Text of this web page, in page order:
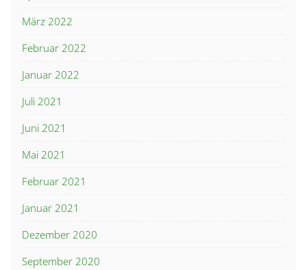
März 2022
Februar 2022
Januar 2022
Juli 2021
Juni 2021
Mai 2021
Februar 2021
Januar 2021
Dezember 2020
September 2020